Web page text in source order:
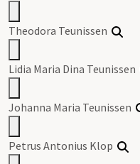
Theodora Teunissen
Lidia Maria Dina Teunissen
Johanna Maria Teunissen
Petrus Antonius Klop